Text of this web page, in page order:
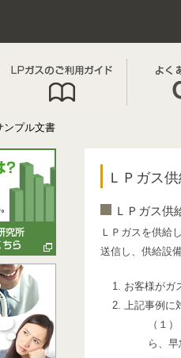
ンプル文書
ＬＰガス
ＬＰガス供
ＬＰガスを供給
送信し、供給設
お客様がガ
上記事例に
（１
ら、